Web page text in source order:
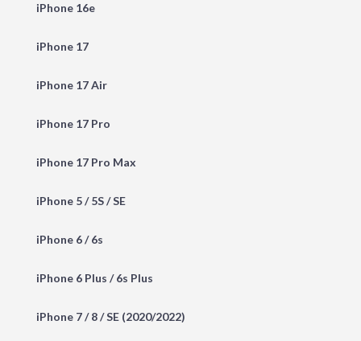
iPhone 16e
iPhone 17
iPhone 17 Air
iPhone 17 Pro
iPhone 17 Pro Max
iPhone 5 / 5S / SE
iPhone 6 / 6s
iPhone 6 Plus / 6s Plus
iPhone 7 / 8 / SE (2020/2022)